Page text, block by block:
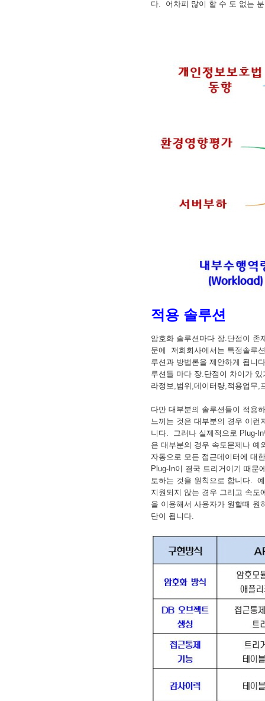
다. 어차피 많이 할 수 도 없는
적용 솔루션
암호화 솔루션마다 장.단점이 존
문에 저희회사에서는 특정솔루
루션과 방법론을 제안하게 됩니
루션들 마다 장.단점이 차이가
라정보,범위,데이터량,적용업무,
다만 대부분의 솔루션들이 적용
느끼는 것은 대부분의 경우 이런
니다. 그러나 실제적으로 Plug-
은 대부분의 경우 속도문제나
자동으로 모든 접근데이터에 대
Plug-In이 결국 트리거이기 때문
토하는 것을 원칙으로 합니다.
지원되지 않는 경우 그리고 속
을 이용해서 사용자가 원할때 원
단이 됩니다.